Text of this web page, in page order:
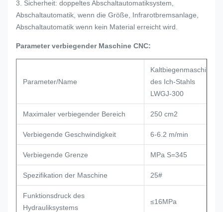
3. Sicherheit: doppeltes Abschaltautomatiksystem,
Abschaltautomatik, wenn die Größe, Infrarotbremsanlage,
Abschaltautomatik wenn kein Material erreicht wird.
Parameter verbiegender Maschine CNC:
Parameter/Name
Kaltbiegenmaschine
des Ich-Stahls
LWGJ-300
Maximaler verbiegender Bereich 250 cm2
Verbiegende Geschwindigkeit 6-6.2 m/min
Verbiegende Grenze MPa S=345
Spezifikation der Maschine 25#
Funktionsdruck des
Hydrauliksystems
≤16MPa